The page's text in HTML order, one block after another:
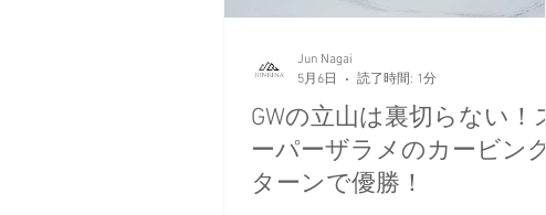
GWの立山は裏切らない！ス
ーパーザラメのカービング
ターンで優勝！
Jun Nagai
5月6日
読了時間: 1分